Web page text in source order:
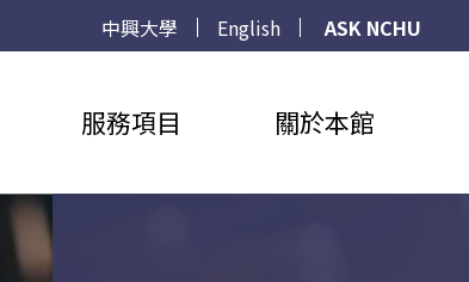
中興大學 English
ASK NCHU
服務項目 關於本館